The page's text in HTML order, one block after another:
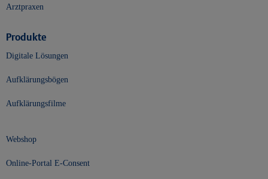
Arztpraxen
Produkte
Digitale Lösungen
Aufklärungsbögen
Aufklärungsfilme
Webshop
Online-Portal E-Consent